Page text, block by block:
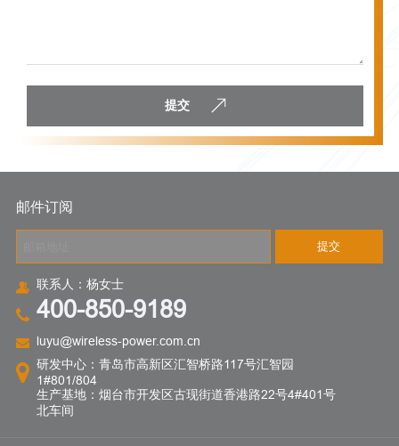
提交
邮件订阅
提交
联系人：杨女士
400-850-9189
luyu@wireless-power.com.cn
研发中心：青岛市高新区汇智桥路117号汇智园
1#801/804
生产基地：烟台市开发区古现街道香港路22号4#401号
北车间